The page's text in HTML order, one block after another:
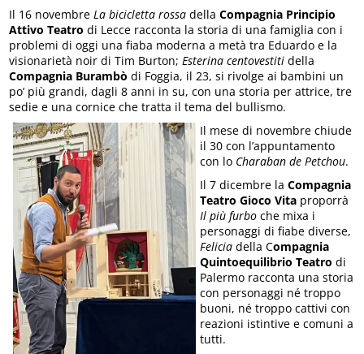
Il 16 novembre La bicicletta rossa dellaCompagnia Principio
Attivo Teatro di Lecce racconta la storia di una famiglia con i
problemi di oggi una fiaba moderna a metà tra Eduardo e la
visionarietà noir di Tim Burton;Esterina centovestiti della
Compagnia Burambò di Foggia, il 23, si rivolge ai bambini un
po’ più grandi, dagli 8 anni in su, con una storia per attrice, tre
sedie e una cornice che tratta il tema del bullismo.
Il mese di novembre chiude
il 30 con l’appuntamento
con lo Charaban de Petchou.
Il 7 dicembre la Compagnia
Teatro Gioco Vita proporrà
Il più furbo che mixa i
personaggi di fiabe diverse,
Felicia della Compagnia
Quintoequilibrio Teatrodi
Palermo racconta una storia
con personaggi né troppo
buoni, né troppo cattivi con
reazioni istintive e comuni a
tutti.